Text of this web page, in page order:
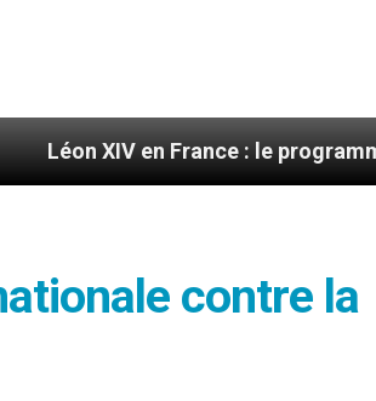
en France : le programme détaillé
contre la